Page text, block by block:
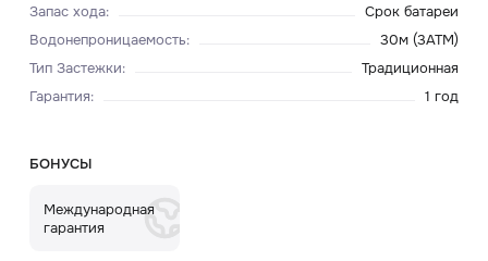
Запас хода:
Срок батареи
Водонепроницаемость:
30м (3ATM)
Тип Застежки:
Традиционная
Гарантия: 1 год
БОНУСЫ
Международная
гарантия